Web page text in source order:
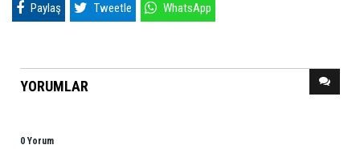
Paylaş Tweetle WhatsApp
YORUMLAR
0 Yorum